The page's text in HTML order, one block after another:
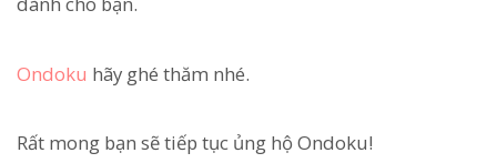
Ondoku hãy ghé thăm nhé.
Rất mong bạn sẽ tiếp tục ủng hộ Ondoku!